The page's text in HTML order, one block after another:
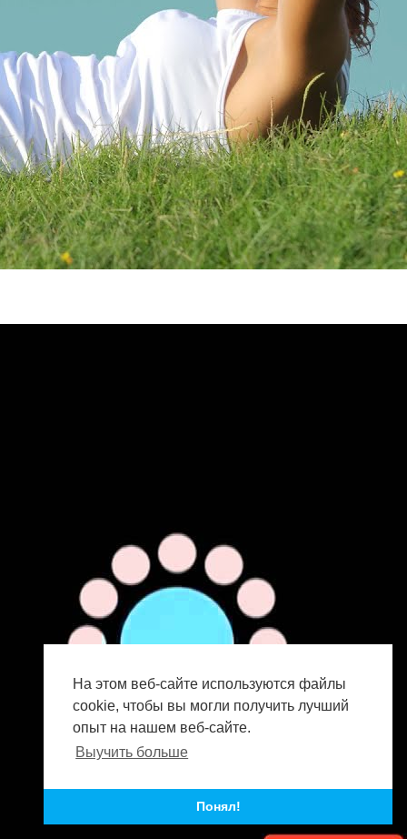
На этом веб-сайте используются файлы
cookie, чтобы вы могли получить лучший
опыт на нашем веб-сайте.
Выучить больше
Понял!